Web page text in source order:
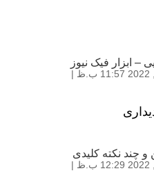
– ابزار فیک نیوز
|
چند نکته کلیدی
|